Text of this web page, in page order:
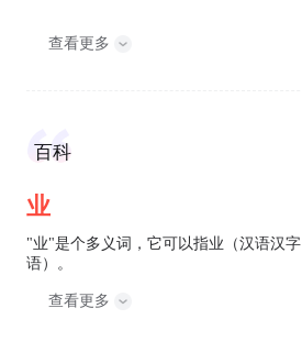
查看更多
百科
业
"业"是个多义词，它可以指业（汉语汉
语）。
查看更多